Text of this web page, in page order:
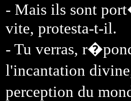
- Mais ils sont
vite, protesta-t-il.
- Tu verras,
l'incantation
perception du